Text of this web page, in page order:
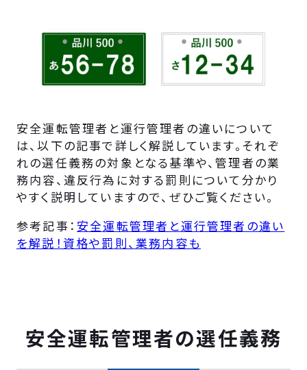
安全運転管理者と運行管理者の違いについて
は、以下の記事で詳しく解説しています。それぞ
れの選任義務の対象となる基準や、管理者の業
務内容、違反行為に対する罰則について分かり
やすく説明していますので、ぜひご覧ください。
参考記事： 安全運転管理者と運行管理者の違い
を解説！資格や罰則、業務内容も
安全運転管理者の選任義務